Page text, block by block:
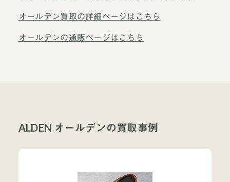
オールデン買取の詳細ページはこちら
オールデンの通販ページはこちら
ALDEN オールデンの買取事例